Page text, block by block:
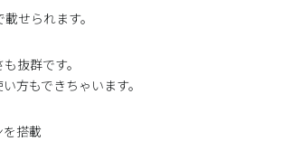
せられます。
抜群です。
方もできちゃいます。
搭載